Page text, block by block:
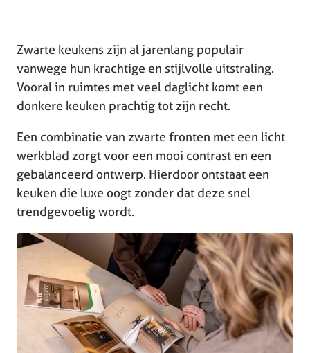
Zwarte keukens zijn al jarenlang populair
vanwege hun krachtige en stijlvolle uitstraling.
Vooral in ruimtes met veel daglicht komt een
donkere keuken prachtig tot zijn recht.
Een combinatie van zwarte fronten met een licht
werkblad zorgt voor een mooi contrast en een
gebalanceerd ontwerp. Hierdoor ontstaat een
keuken die luxe oogt zonder dat deze snel
trendgevoelig wordt.